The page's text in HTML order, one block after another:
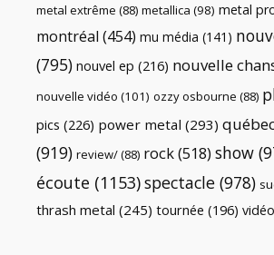
metal extrême (88) metallica (98) metal
montréal (454) mu média (141)
(795) nouvel ep (216) nouvelle
nouvelle vidéo (101) ozzy osbourne (88)
pics (226) power metal (293)
(919) review/(88) rock(518) show
écoute (1153)spectacle (978)
thrash metal (245) tournée (196)